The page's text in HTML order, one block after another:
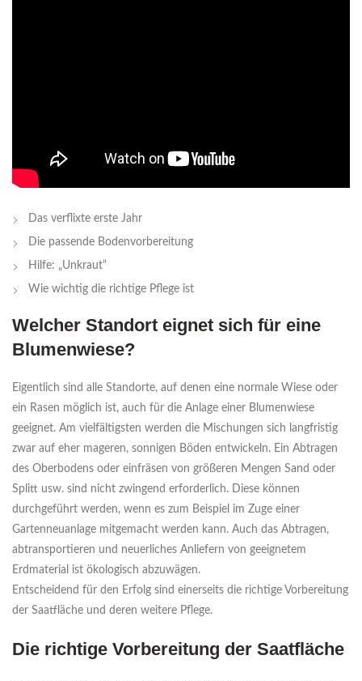
Das verflixte erste Jahr
Die passende Bodenvorbereitung
Hilfe: „Unkraut“
Wie wichtig die richtige Pflege ist
Welcher Standort eignet sich für eine
Blumenwiese?
Eigentlich sind alle Standorte, auf denen eine normale Wiese oder
ein Rasen möglich ist, auch für die Anlage einer Blumenwiese
geeignet. Am vielfältigsten werden die Mischungen sich langfristig
zwar auf eher mageren, sonnigen Böden entwickeln. Ein Abtragen
des Oberbodens oder einfräsen von größeren Mengen Sand oder
Splitt usw. sind nicht zwingend erforderlich. Diese können
durchgeführt werden, wenn es zum Beispiel im Zuge einer
Gartenneuanlage mitgemacht werden kann. Auch das Abtragen,
abtransportieren und neuerliches Anliefern von geeignetem
Erdmaterial ist ökologisch abzuwägen.
Entscheidend für den Erfolg sind einerseits die richtige Vorbereitung
der Saatfläche und deren weitere Pflege.
Die richtige Vorbereitung der Saatfläche